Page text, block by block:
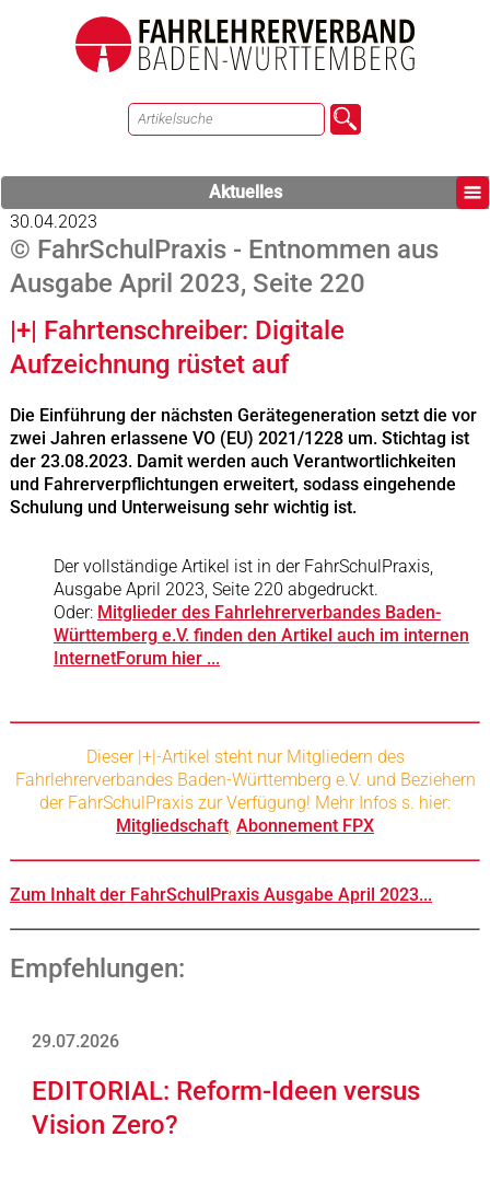
Aktuelles
30.04.2023
© FahrSchulPraxis - Entnommen aus
Ausgabe April 2023, Seite 220
|+| Fahrtenschreiber: Digitale
Aufzeichnung rüstet auf
Die Einführung der nächsten Gerätegeneration setzt die vor
zwei Jahren erlassene VO (EU) 2021/1228 um. Stichtag ist
der 23.08.2023. Damit werden auch Verantwortlichkeiten
und Fahrerverpflichtungen erweitert, sodass eingehende
Schulung und Unterweisung sehr wichtig ist.
Der vollständige Artikel ist in der FahrSchulPraxis,
Ausgabe April 2023, Seite 220 abgedruckt.
Oder: Mitglieder des Fahrlehrerverbandes Baden-
Württemberg e.V. finden den Artikel auch im internen
InternetForum hier ...
Dieser |+|-Artikel steht nur Mitgliedern des
Fahrlehrerverbandes Baden-Württemberg e.V. und Beziehern
der FahrSchulPraxis zur Verfügung! Mehr Infos s. hier:
Mitgliedschaft, Abonnement FPX
Zum Inhalt der FahrSchulPraxis Ausgabe April 2023...
Empfehlungen:
29.07.2026
EDITORIAL: Reform-Ideen versus
Vision Zero?